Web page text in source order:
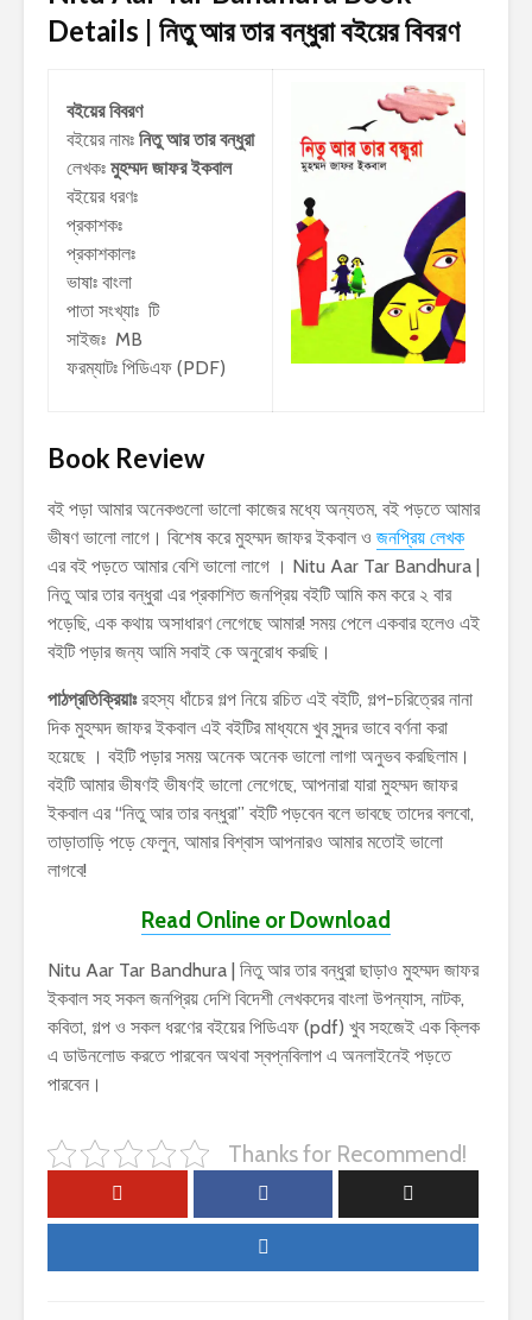
Details | নিতু আর তার বন্ধুরাবইয়ের বিবরণ
বইয়ের বিবরণ
বইয়ের নামঃ নিতু আর তার বন্ধুরা
লেখকঃ মুহম্মদ জাফর ইকবাল
বইয়ের ধরণঃ
প্রকাশকঃ
প্রকাশকালঃ
ভাষাঃ বাংলা
পাতা সংখ্যাঃ টি
সাইজঃ MB
ফরম্যাটঃ পিডিএফ (PDF)
Book Review
বই পড়া আমার অনেকগুলো ভালো কাজের মধ্যে অন্যতম, বই পড়তে আমার
ভীষণ ভালো লাগে। বিশেষ করে মুহম্মদ জাফর ইকবাল ও জনপ্রিয় লেখক
এর বই পড়তে আমার বেশি ভালো লাগে । Nitu Aar Tar Bandhura |
নিতু আর তার বন্ধুরা এর প্রকাশিত জনপ্রিয় বইটি আমি কম করে ২ বার
পড়েছি, এক কথায় অসাধারণ লেগেছে আমার! সময় পেলে একবার হলেও এই
বইটি পড়ার জন্য আমি সবাই কে অনুরোধ করছি।
পাঠপ্রতিক্রিয়াঃরহস্য ধাঁচের গল্প নিয়ে রচিত এই বইটি, গল্প-চরিত্রের নানা
দিক মুহম্মদ জাফর ইকবাল এই বইটির মাধ্যমে খুব সুন্দর ভাবে বর্ণনা করা
হয়েছে । বইটি পড়ার সময় অনেক অনেক ভালো লাগা অনুভব করছিলাম।
বইটি আমার ভীষণই ভীষণই ভালো লেগেছে, আপনারা যারা মুহম্মদ জাফর
ইকবাল এর “নিতু আর তার বন্ধুরা” বইটি পড়বেন বলে ভাবছে তাদের বলবো,
তাড়াতাড়ি পড়ে ফেলুন, আমার বিশ্বাস আপনারও আমার মতোই ভালো
লাগবে!
Read Online or Download
Nitu Aar Tar Bandhura | নিতু আর তার বন্ধুরা ছাড়াও মুহম্মদ জাফর
ইকবাল সহ সকল জনপ্রিয় দেশি বিদেশী লেখকদের বাংলা উপন্যাস, নাটক,
কবিতা, গল্প ও সকল ধরণের বইয়ের পিডিএফ (pdf) খুব সহজেই এক ক্লিক
এ ডাউনলোড করতে পারবেন অথবা স্বপ্নবিলাপ এ অনলাইনেই পড়তে
পারবেন।
Thanks for Recommend!